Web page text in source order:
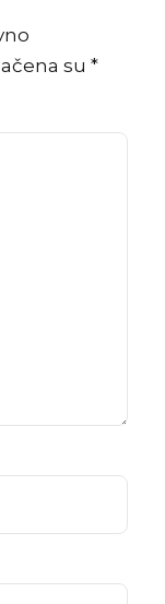
su *